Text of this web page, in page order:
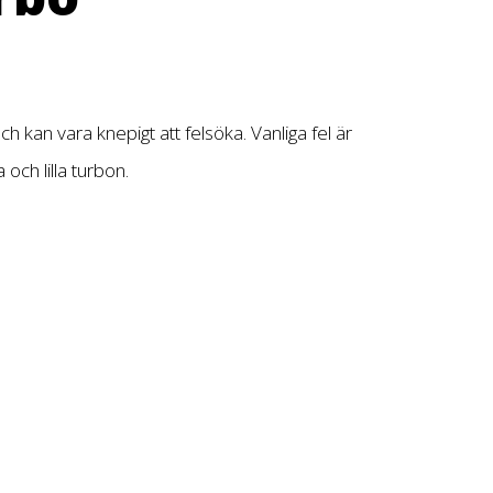
kan vara knepigt att felsöka. Vanliga fel är
lilla turbon.